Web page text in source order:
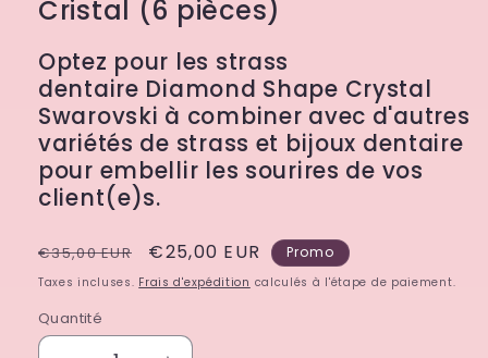
Cristal (6 pièces)
Optez pour les strass
dentaire Diamond Shape Crystal
Swarovski à combiner avec d'autres
variétés de strass et bijoux dentaire
pour embellir les sourires de vos
client(e)s.
Prix
habituel
€35,00 EUR
Prix
promotionnel
€25,00 EUR Promo
Taxes incluses. Frais d'expédition calculés à l'étape de paiement.
Quantité
Quantité